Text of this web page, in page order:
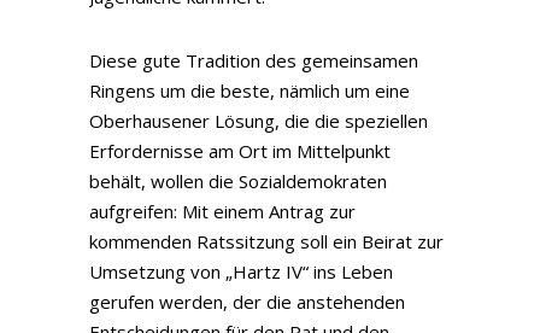
Diese gute Tradition des gemeinsamen
Ringens um die beste, nämlich um eine
Oberhausener Lösung, die die speziellen
Erfordernisse am Ort im Mittelpunkt
behält, wollen die Sozialdemokraten
aufgreifen: Mit einem Antrag zur
kommenden Ratssitzung soll ein Beirat zur
Umsetzung von „Hartz IV“ ins Leben
gerufen werden, der die anstehenden